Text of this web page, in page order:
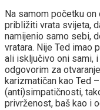
Na samom početku
približiti vrata svijeta,
namijenio samo sebi,
vratara. Nije Ted imao
ali isključivo oni sami,
odgovorim za
karizmatičan kao Ted
(anti)simpatičnosti,
privrženost, baš kao i